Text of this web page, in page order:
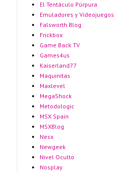
El Tentáculo Púrpura
Emuladores y Videojuegos
Falsworth Blog
Frickbox
Game Back TV
Games4us
Kaiserland77
Maquinitas
Maxlevel
MegaShock
Metodologic
MSX Spain
MSXBlog
Nesx
Newgeek
Nivel Oculto
Nosplay